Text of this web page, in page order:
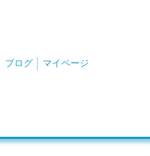
ブログ マイページ